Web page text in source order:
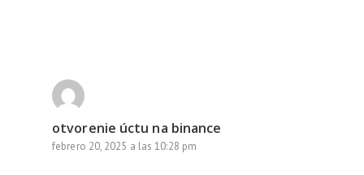
otvorenie úctu na binance
febrero 20, 2025 a las 10:28 pm